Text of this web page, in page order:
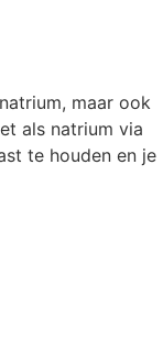
maar ook
als natrium via
te houden en je